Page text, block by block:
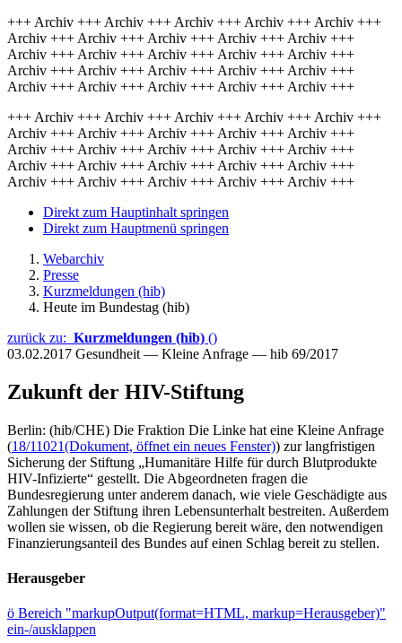
+++ Archiv +++ Archiv +++ Archiv +++ Archiv +++ Archiv +++
Archiv +++ Archiv +++ Archiv +++ Archiv +++ Archiv +++
Archiv +++ Archiv +++ Archiv +++ Archiv +++ Archiv +++
Archiv +++ Archiv +++ Archiv +++ Archiv +++ Archiv +++
Archiv +++ Archiv +++ Archiv +++ Archiv +++ Archiv +++
+++ Archiv +++ Archiv +++ Archiv +++ Archiv +++ Archiv +++
Archiv +++ Archiv +++ Archiv +++ Archiv +++ Archiv +++
Archiv +++ Archiv +++ Archiv +++ Archiv +++ Archiv +++
Archiv +++ Archiv +++ Archiv +++ Archiv +++ Archiv +++
Archiv +++ Archiv +++ Archiv +++ Archiv +++ Archiv +++
Direkt zum Hauptinhalt springen
Direkt zum Hauptmenü springen
Webarchiv
Presse
Kurzmeldungen (hib)
Heute im Bundestag (hib)
zurück zu: Kurzmeldungen (hib) ()
03.02.2017 Gesundheit — Kleine Anfrage — hib 69/2017
Zukunft der HIV-Stiftung
Berlin: (hib/CHE) Die Fraktion Die Linke hat eine Kleine Anfrage
(18/11021(Dokument, öffnet ein neues Fenster)) zur langfristigen
Sicherung der Stiftung „Humanitäre Hilfe für durch Blutprodukte
HIV-Infizierte“ gestellt. Die Abgeordneten fragen die
Bundesregierung unter anderem danach, wie viele Geschädigte aus
Zahlungen der Stiftung ihren Lebensunterhalt bestreiten. Außerdem
wollen sie wissen, ob die Regierung bereit wäre, den notwendigen
Finanzierungsanteil des Bundes auf einen Schlag bereit zu stellen.
Herausgeber
ö Bereich "markupOutput(format=HTML, markup=Herausgeber)"
ein-/ausklappen